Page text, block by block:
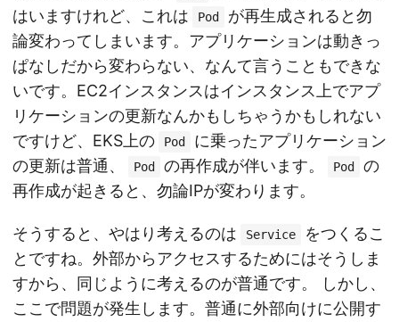
はいますけれど、これは
Pod
が再生成されると勿
論変わってしまいます。アプリケーションは動きっ
ぱなしだから変わらない、なんて言うこともできな
いです。EC2インスタンスはインスタンス上でアプ
リケーションの更新なんかもしちゃうかもしれない
ですけど、EKS上の
Pod
に乗ったアプリケーション
の更新は普通、
Pod の再作成が伴います。 Pod
の
再作成が起きると、勿論IPが変わります。
そうすると、やはり考えるのは Service
をつくるこ
とですね。外部からアクセスするためにはそうしま
すから、同じように考えるのが普通です。 しかし、
ここで問題が発生します。普通に外部向けに公開す